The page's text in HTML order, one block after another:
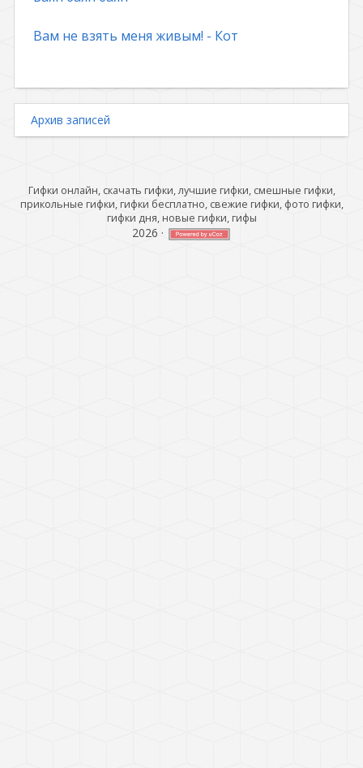
Вам не взять меня живым! - Кот
Архив записей
Гифки онлайн, скачать гифки, лучшие гифки, смешные гифки,
прикольные гифки, гифки бесплатно, свежие гифки, фото гифки,
гифки дня, новые гифки, гифы
2026 ·